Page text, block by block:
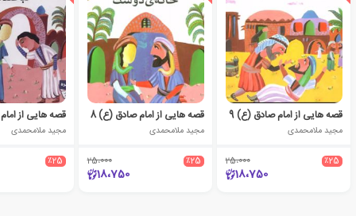
قصه هایی از امام صادق (ع) 9
مجید ملامحمدی
٪25 25،000
18،750
قصه هایی از امام صادق (ع) 8
مجید ملامحمدی
٪25 25،000
18،750
قصه هایی از
مجید ملامحمدی
٪25